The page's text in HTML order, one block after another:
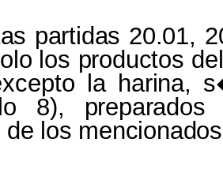
partidas 20.01,
los productos
la harina,
8), preparados
de los mencionados